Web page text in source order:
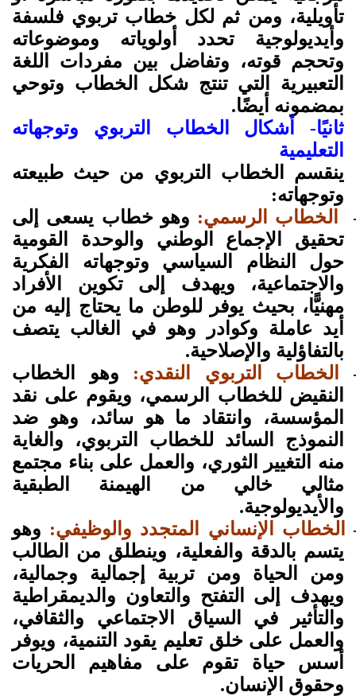
تأويلية، ومن ثم لكل خطاب تربوي فلسفة
وأيديولوجية تحدد أولوياته وموضوعاته
وتحجم قوته، وتفاضل بين مفردات اللغة
التعبيرية التي تنتج شكل الخطاب وتوحي
بمضمونه أيضًا.
ثانيًا- أشكال الخطاب التربوي وتوجهاته
التعليمية
ينقسم الخطاب التربوي من حيث طبيعته
وتوجهاته:
الخطاب الرسمي: وهو خطاب يسعى إلى
تحقيق الإجماع الوطني والوحدة القومية
حول النظام السياسي وتوجهاته الفكرية
والاجتماعية، ويهدف إلى تكوين الأفراد
مهنيًّا، بحيث يوفر للوطن ما يحتاج إليه من
أيد عاملة وكوادر وهو في الغالب يتصف
بالتفاؤلية والإصلاحية.
الخطاب التربوي النقدي: وهو الخطاب
النقيض للخطاب الرسمي، ويقوم على نقد
المؤسسة، وانتقاد ما هو سائد، وهو ضد
النموذج السائد للخطاب التربوي، والغاية
منه التغيير الثوري، والعمل على بناء مجتمع
مثالي خالي من الهيمنة الطبقية
والأيديولوجية.
الخطاب الإنساني المتجدد والوظيفي: وهو
يتسم بالدقة والفعلية، وينطلق من الطالب
ومن الحياة ومن تربية إجمالية وجمالية،
ويهدف إلى التفتح والتعاون والديمقراطية
والتأثير في السياق الاجتماعي والثقافي،
والعمل على خلق تعليم يقود التنمية، ويوفر
أسس حياة تقوم على مفاهيم الحريات
وحقوق الإنسان.